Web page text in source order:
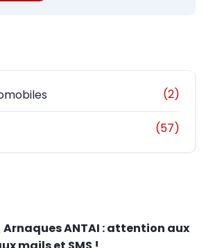
(2)
(57)
Arnaques ANTAI : attention aux